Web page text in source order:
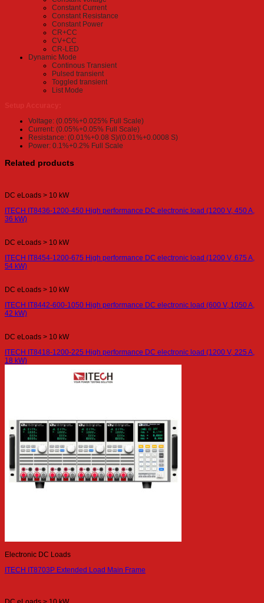
Constant Current
Constant Resistance
Constant Power
CR+CC
CV+CC
CR-LED
Dynamic Mode
Continous Transient
Pulsed transient
Toggled transient
List Mode
Voltage: (0.05%+0.025% Full Scale)
Current: (0.05%+0.05% Full Scale)
Resistance: (0.01%+0.08 S)/(0.01%+0.0008 S)
Power: 0.1%+0.2% Full Scale
Related products
DC eLoads > 10 kW
ITECH IT8436-1200-450 High performance DC electronic load (1200 V, 450 A,
36 kW)
DC eLoads > 10 kW
ITECH IT8454-1200-675 High performance DC electronic load (1200 V, 675 A,
54 kW)
DC eLoads > 10 kW
ITECH IT8442-600-1050 High performance DC electronic load (600 V, 1050 A,
42 kW)
DC eLoads > 10 kW
ITECH IT8418-1200-225 High performance DC electronic load (1200 V, 225 A,
18 kW)
Electronic DC Loads
ITECH IT8703P Extended Load Main Frame